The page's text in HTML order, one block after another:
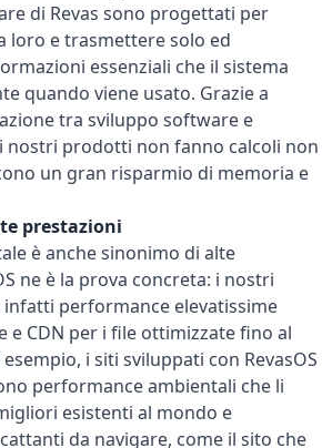
di Revas sono progettati per
loro e trasmettere solo ed
essenziali che il sistema
quando viene usato. Grazie a
tra sviluppo software e
nostri prodotti non fanno calcoli non
un gran risparmio di memoria e
prestazioni
è anche sinonimo di alte
ne è la prova concreta: i nostri
performance elevatissime
e CDN per i file ottimizzate fino al
i siti sviluppati con RevasOS
performance ambientali che li
esistenti al mondo e
da navigare, come il sito che